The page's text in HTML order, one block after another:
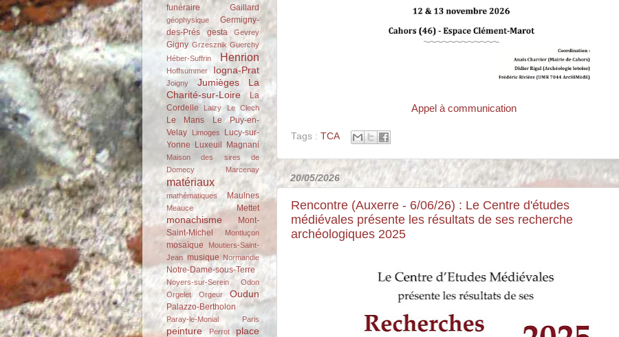
Appel à communication
Tags : TCA
20/05/2026
Rencontre (Auxerre - 6/06/26) : Le Centre d'études
médiévales présente les résultats de ses recherche
archéologiques 2025
funéraire Gaillard
géophysique
Germigny-
des-Prés
gesta Gevrey
Gigny Grzesznik Guerchy
Héber-Suffrin
Henrion
Hoffsummer Iogna-Prat
Joigny Jumièges
La
Charité-sur-Loire
La
Cordelle
Laizy Le Clech
Le Mans
Le Puy-en-
Velay
Limoges
Lucy-sur-
Yonne Luxeuil Magnani
Maison des sires de
Domecy
Marcenay
matériaux
mathématiques Maulnes
Meauce Mettet
monachisme
Mont-
Saint-Michel
Montluçon
mosaïque
Moutiers-Saint-
Jean musique Normandie
Notre-Dame-sous-Terre
Noyers-sur-Serein
Odon
Orgelet
Orgeur Oudun
Palazzo-Bertholon
Paray-le-Monial Paris
peinture Perrot
place